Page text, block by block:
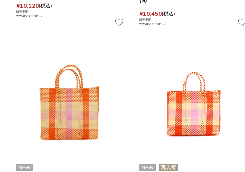
¥10,120 税込
販売期間
2026/06/17 18:00 〜
¥10,450 税込
販売期間
2026/03/13 18:00 〜
NEW NEW 再入荷